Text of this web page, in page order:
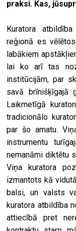
praksi. Kas,
Kuratora
reģionā es
labākiem
lai ko arī tas
institūcijām, par
savā brīnišķīgajā
Laikmetīgā
tradicionālo
par šo amatu.
instrumentu
nemanāmi diktētu
Viņa kuratora
izmantots kā
balsi, un valsts
kuratora atbildība
attiecībā pret